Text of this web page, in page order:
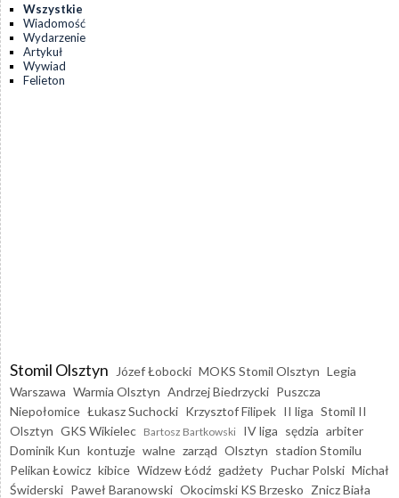
Wszystkie
Wiadomość
Wydarzenie
Artykuł
Wywiad
Felieton
Stomil Olsztyn Józef Łobocki MOKS Stomil Olsztyn Legia
Warszawa Warmia Olsztyn Andrzej Biedrzycki Puszcza
Niepołomice Łukasz Suchocki Krzysztof Filipek II liga Stomil II
Olsztyn GKS Wikielec Bartosz Bartkowski IV liga sędzia arbiter
Dominik Kun kontuzje walne zarząd Olsztyn stadion Stomilu
Pelikan Łowicz kibice Widzew Łódź gadżety Puchar Polski Michał
Świderski Paweł Baranowski Okocimski KS Brzesko Znicz Biała